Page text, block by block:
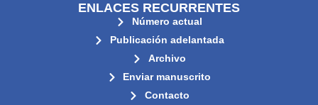
ENLACES RECURRENTES
Número actual
Publicación adelantada
Archivo
Enviar manuscrito
Contacto